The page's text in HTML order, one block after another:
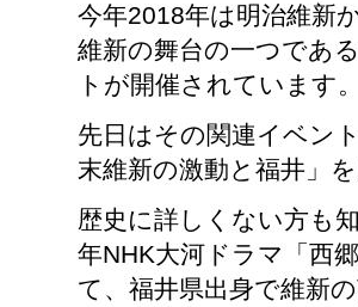
今年2018年は明治維新
維新の舞台の一つであ
トが開催されています。
先日はその関連イベン
末維新の激動と福井」
歴史に詳しくない方も
年NHK大河ドラマ「西
て、福井県出身で維新